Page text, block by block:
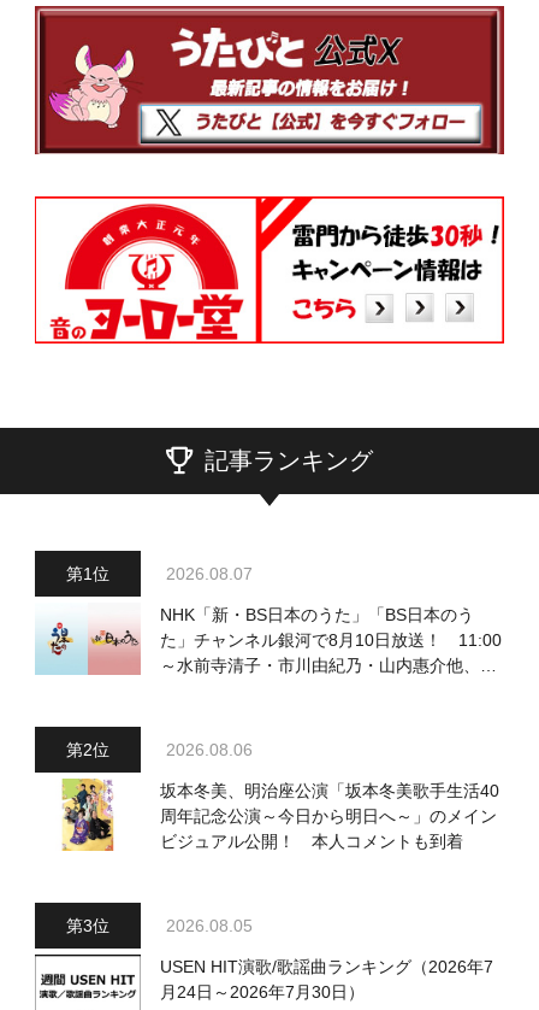
記事ランキング
2026.08.07
NHK「新・BS日本のうた」「BS日本のう
た」チャンネル銀河で8月10日放送！ 11:00
～水前寺清子・市川由紀乃・山内惠介他、
2026.08.06
坂本冬美、明治座公演「坂本冬美歌手生活40
周年記念公演～今日から明日へ～」のメイン
ビジュアル公開！ 本人コメントも到着
2026.08.05
USEN HIT演歌/歌謡曲ランキング（2026年7
月24日～2026年7月30日）